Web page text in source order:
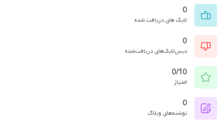
0
لایک های دریافت شده
0
دیس‌لایک‌های دریافت‌شده
0/10
امتیاز
0
نوشته‌های وبلاگ